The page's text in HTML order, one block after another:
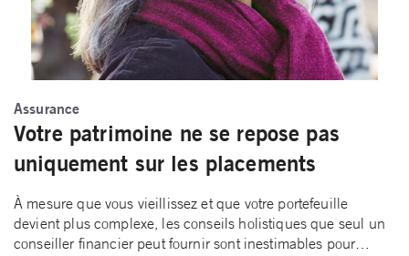
Assurance
Votre patrimoine ne se repose pas
uniquement sur les placements
À mesure que vous vieillissez et que votre portefeuille
devient plus complexe, les conseils holistiques que seul un
conseiller financier peut fournir sont inestimables pour…